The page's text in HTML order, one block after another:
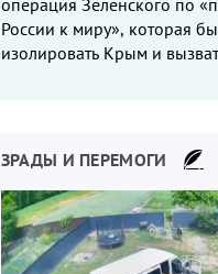
России к миру», которая
изолировать Крым и
ЗРАДЫ И ПЕРЕМОГИ